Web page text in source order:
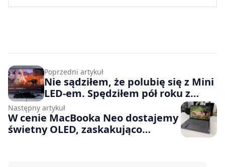
Poprzedni artykuł
Nie sądziłem, że polubię się z Mini
LED-em. Spędziłem pół roku z
telewizorem Samsung QN92F i
jestem mocno zaskoczony
Następny artykuł
W cenie MacBooka Neo dostajemy
świetny OLED, zaskakująco